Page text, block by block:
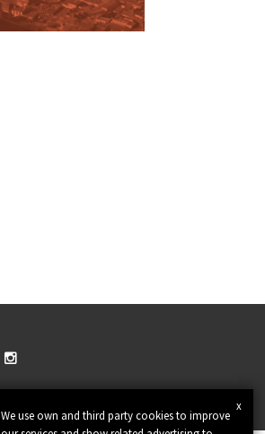
x
We use own and third party cookies to improve
